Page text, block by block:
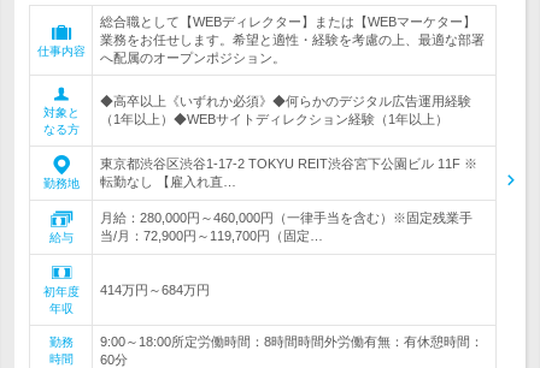
仕事内容
総合職として【WEBディレクター】または【WEBマーケター】
業務をお任せします。希望と適性・経験を考慮の上、最適な部署
へ配属のオープンポジション。
対象と
なる方
◆高卒以上《いずれか必須》◆何らかのデジタル広告運用経験
（1年以上）◆WEBサイトディレクション経験（1年以上）
勤務地
東京都渋谷区渋谷1-17-2 TOKYU REIT渋谷宮下公園ビル 11F ※
転勤なし 【雇入れ直…
給与
月給：280,000円～460,000円（一律手当を含む）※固定残業手
当/月：72,900円～119,700円（固定…
初年度
年収
414万円～684万円
勤務
時間
9:00～18:00所定労働時間：8時間時間外労働有無：有休憩時間：
60分